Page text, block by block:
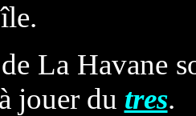
La Havane
jouer du tres.